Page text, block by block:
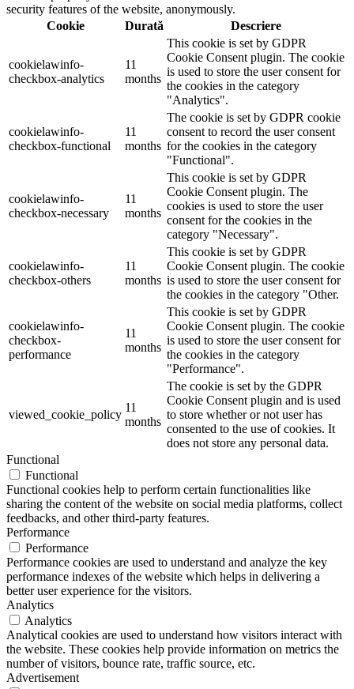
security features of the website, anonymously.
Cookie
Durată Descriere
cookielawinfo-
checkbox-analytics
11
months
This cookie is set by GDPR
Cookie Consent plugin. The cookie
is used to store the user consent for
the cookies in the category
"Analytics".
cookielawinfo-
checkbox-functional
11
months
The cookie is set by GDPR cookie
consent to record the user consent
for the cookies in the category
"Functional".
cookielawinfo-
checkbox-necessary
11
months
This cookie is set by GDPR
Cookie Consent plugin. The
cookies is used to store the user
consent for the cookies in the
category "Necessary".
cookielawinfo-
checkbox-others
11
months
This cookie is set by GDPR
Cookie Consent plugin. The cookie
is used to store the user consent for
the cookies in the category "Other.
cookielawinfo-
checkbox-
performance
11
months
This cookie is set by GDPR
Cookie Consent plugin. The cookie
is used to store the user consent for
the cookies in the category
"Performance".
viewed_cookie_policy
11
months
The cookie is set by the GDPR
Cookie Consent plugin and is used
to store whether or not user has
consented to the use of cookies. It
does not store any personal data.
Functional
Functional
Functional cookies help to perform certain functionalities like
sharing the content of the website on social media platforms, collect
feedbacks, and other third-party features.
Performance
Performance
Performance cookies are used to understand and analyze the key
performance indexes of the website which helps in delivering a
better user experience for the visitors.
Analytics
Analytics
Analytical cookies are used to understand how visitors interact with
the website. These cookies help provide information on metrics the
number of visitors, bounce rate, traffic source, etc.
Advertisement